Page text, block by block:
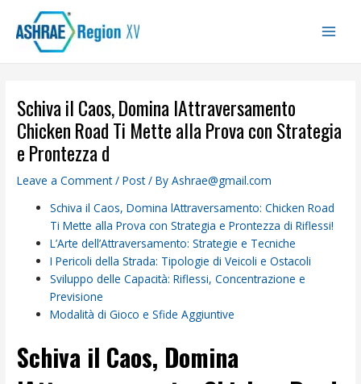
content
Schiva il Caos, Domina lAttraversamento
Chicken Road Ti Mette alla Prova con Strategia
e Prontezza d
Leave a Comment /Post/ ByAshrae@gmail.com
Schiva il Caos, Domina lAttraversamento: Chicken Road
Ti Mette alla Prova con Strategia e Prontezza di Riflessi!
L’Arte dell’Attraversamento: Strategie e Tecniche
I Pericoli della Strada: Tipologie di Veicoli e Ostacoli
Sviluppo delle Capacità: Riflessi, Concentrazione e
Previsione
Modalità di Gioco e Sfide Aggiuntive
Schiva il Caos, Domina